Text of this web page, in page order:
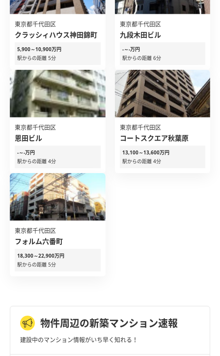
東京都千代田区
クラッシィハウス神田錦町
5,900～10,900万円
駅からの距離 5分
東京都千代田区
九段木田ビル
-～-万円
駅からの距離 6分
東京都千代田区
恩田ビル
-～-万円
駅からの距離 4分
東京都千代田区
コートスクエア秋葉原
13,100～13,600万円
駅からの距離 4分
東京都千代田区
フォルム六番町
18,300～22,900万円
駅からの距離 5分
物件周辺の新築マンション速報
建設中のマンション情報がいち早く知れる！